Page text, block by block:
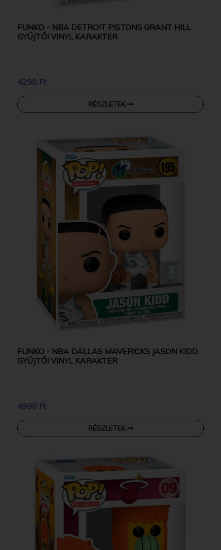
FUNKO - NBA DETROIT PISTONS GRANT HILL
GYŰJTŐI VINYL KARAKTER
4290 Ft
RÉSZLETEK
FUNKO - NBA DALLAS MAVERICKS JASON KIDD
GYŰJTŐI VINYL KARAKTER
4990 Ft
RÉSZLETEK